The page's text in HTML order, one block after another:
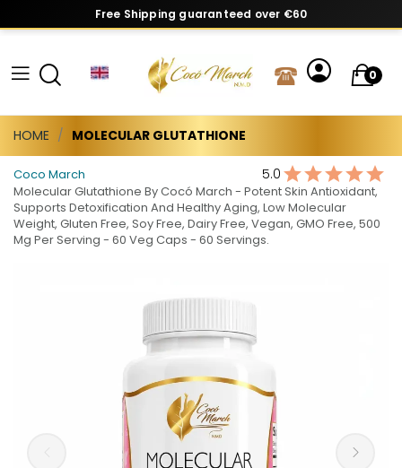
Free Shipping guaranteed over €60
0
HOME MOLECULAR GLUTATHIONE
Coco March 5.0
Molecular Glutathione By Cocó March - Potent Skin Antioxidant,
Supports Detoxification And Healthy Aging, Low Molecular
Weight, Gluten Free, Soy Free, Dairy Free, Vegan, GMO Free, 500
Mg Per Serving - 60 Veg Caps - 60 Servings.